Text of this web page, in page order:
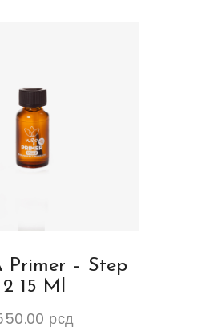
Primer – Step
2 15 Ml
рсд